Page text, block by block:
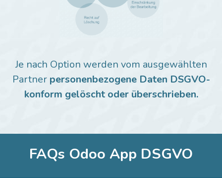
Je nach Option werden vom ausgewählten
Partner personenbezogene Daten DSGVO-
konform gelöscht oder überschrieben.
FAQs Odoo App DSGVO